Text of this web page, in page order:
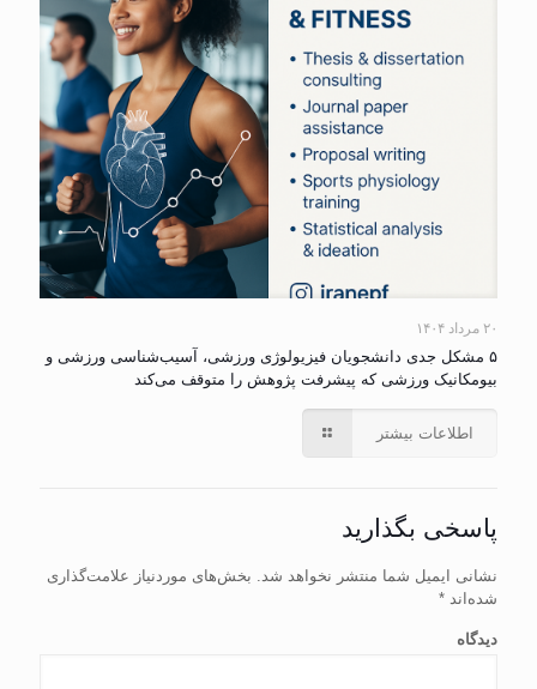
۲۰ مرداد ۱۴۰۴
۵ مشکل جدی دانشجویان فیزیولوژی ورزشی، آسیب‌شناسی ورزشی و
بیومکانیک ورزشی که پیشرفت پژوهش را متوقف می‌کند
اطلاعات بیشتر
پاسخی بگذارید
نشانی ایمیل شما منتشر نخواهد شد.
بخش‌های موردنیاز علامت‌گذاری
شده‌اند *
دیدگاه